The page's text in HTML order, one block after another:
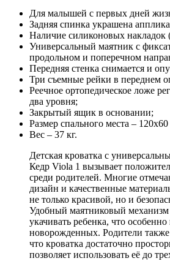
Для малышей с первых дней
Задняя спинка украшена
Наличие силиконовых накладок
Универсальный маятник с
продольном и поперечном
Передняя стенка снимается и
Три съемные рейки в переднем
Реечное ортопедическое ложе
два уровня;
Закрытый ящик в основании;
Размер спального места –
Вес – 37 кг.
Детская кроватка с
Кедр Viola 1 вызывает
среди родителей. Многие
дизайн и качественные
не только красивой, но и
Удобный маятниковый механизм
укачивать ребенка, что
новорожденных. Родители
что кроватка достаточно
позволяет использовать её до